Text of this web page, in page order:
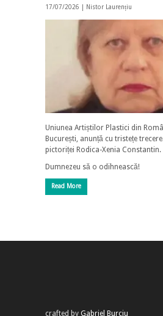
17/07/2026 | Nistor Laurențiu
Uniunea Artiștilor Plastici din
București, anunță cu tristețe
pictoriței Rodica-Xenia Constantin.
Dumnezeu să o odihnească!
Read More
crafted by Gabriel Burciu